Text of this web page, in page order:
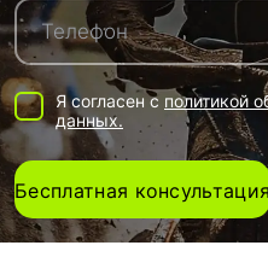
Я согласен с политикой
данных.
Бесплатная